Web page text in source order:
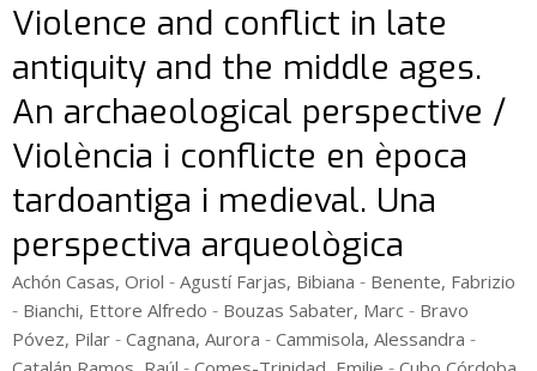
Violence and conflict in late
antiquity and the middle ages.
An archaeological perspective /
Violència i conflicte en època
tardoantiga i medieval. Una
perspectiva arqueològica
Achón Casas, Oriol - Agustí Farjas, Bibiana - Benente, Fabrizio
- Bianchi, Ettore Alfredo - Bouzas Sabater, Marc - Bravo
Póvez, Pilar - Cagnana, Aurora - Cammisola, Alessandra -